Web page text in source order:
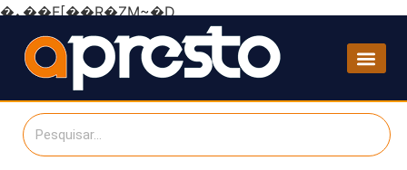
�ܢ��F[��R�ZM~�D